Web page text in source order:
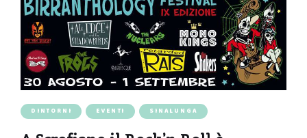
DINTORNI EVENTI SINALUNGA